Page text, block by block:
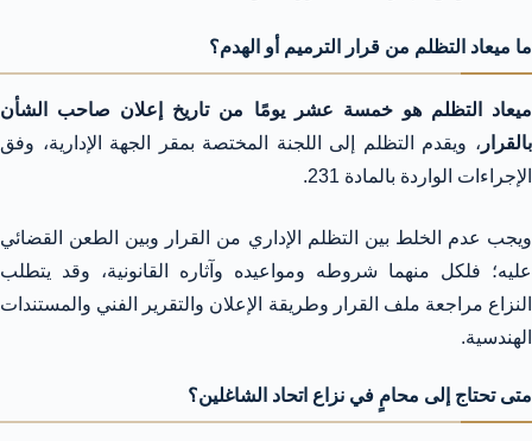
ما ميعاد التظلم من قرار الترميم أو الهدم؟
ميعاد التظلم هو خمسة عشر يومًا من تاريخ إعلان صاحب الشأن
بالقرار ، ويقدم التظلم إلى اللجنة المختصة بمقر الجهة الإدارية، وفق
الإجراءات الواردة بالمادة 231.
ويجب عدم الخلط بين التظلم الإداري من القرار وبين الطعن القضائي
عليه؛ فلكل منهما شروطه ومواعيده وآثاره القانونية، وقد يتطلب
النزاع مراجعة ملف القرار وطريقة الإعلان والتقرير الفني والمستندات
الهندسية.
متى تحتاج إلى محامٍ في نزاع اتحاد الشاغلين؟